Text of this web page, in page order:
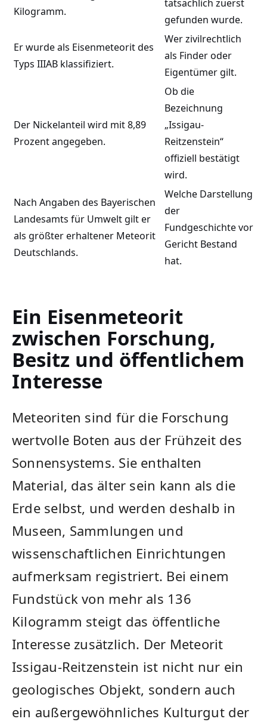
Kilogramm.
tatsächlich zuerst
gefunden wurde.
Er wurde als Eisenmeteorit des
Typs IIIAB klassifiziert.
Wer zivilrechtlich
als Finder oder
Eigentümer gilt.
Der Nickelanteil wird mit 8,89
Prozent angegeben.
Ob die
Bezeichnung
„Issigau-
Reitzenstein“
offiziell bestätigt
wird.
Nach Angaben des Bayerischen
Landesamts für Umwelt gilt er
als größter erhaltener Meteorit
Deutschlands.
Welche Darstellung
der
Fundgeschichte vor
Gericht Bestand
hat.
Ein Eisenmeteorit
zwischen Forschung,
Besitz und öffentlichem
Interesse
Meteoriten sind für die Forschung
wertvolle Boten aus der Frühzeit des
Sonnensystems. Sie enthalten
Material, das älter sein kann als die
Erde selbst, und werden deshalb in
Museen, Sammlungen und
wissenschaftlichen Einrichtungen
aufmerksam registriert. Bei einem
Fundstück von mehr als 136
Kilogramm steigt das öffentliche
Interesse zusätzlich. Der Meteorit
Issigau-Reitzenstein ist nicht nur ein
geologisches Objekt, sondern auch
ein außergewöhnliches Kulturgut der